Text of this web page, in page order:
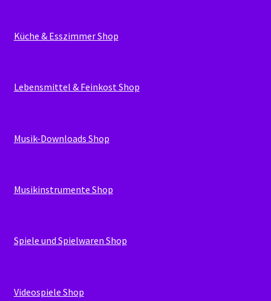
Küche & Esszimmer Shop
Lebensmittel & Feinkost Shop
Musik-Downloads Shop
Musikinstrumente Shop
Spiele und Spielwaren Shop
Videospiele Shop